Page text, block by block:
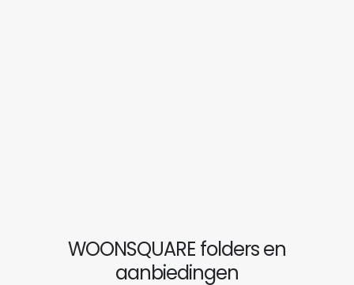
WOONSQUARE folders en
aanbiedingen